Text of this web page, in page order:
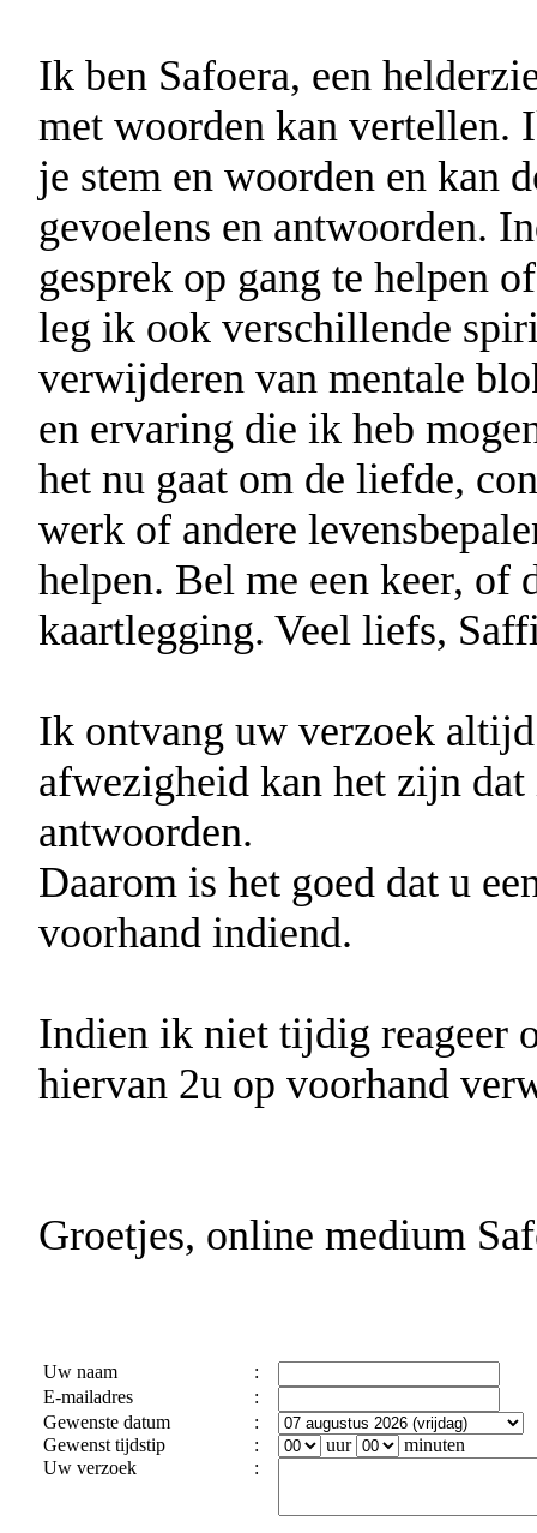
Ik ben Safoera, een
met woorden kan vertellen.
je stem en woorden en kan
gevoelens en antwoorden.
gesprek op gang te helpen
leg ik ook verschillende
verwijderen van mentale
en ervaring die ik heb
het nu gaat om de liefde,
werk of andere
helpen. Bel me een keer, of
kaartlegging. Veel liefs,
Ik ontvang uw verzoek
afwezigheid kan het zijn
antwoorden.
Daarom is het goed dat u
voorhand indiend.
Indien ik niet tijdig reageer
hiervan 2u op voorhand
Groetjes, online medium
Uw naam
:
E-mailadres
:
Gewenste datum
:
Gewenst tijdstip
: uur
minuten
Uw verzoek
: